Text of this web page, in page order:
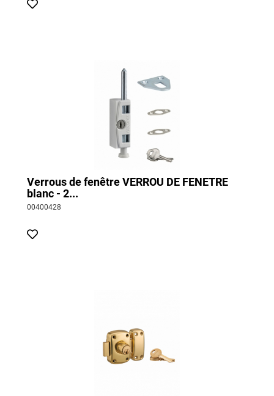
Verrous de fenêtre VERROU DE FENETRE
blanc - 2...
00400428